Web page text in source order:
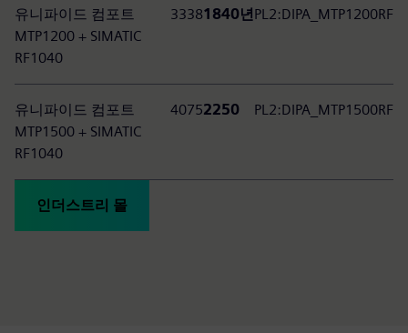
유니파이드 컴포트
MTP1200 + SIMATIC
RF1040
33381840년PL2:DIPA_MTP1200RF
유니파이드 컴포트
MTP1500 + SIMATIC
RF1040
40752250 PL2:DIPA_MTP1500RF
인더스트리 몰